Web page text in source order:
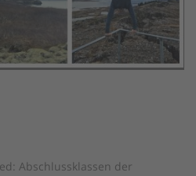
Abschlussklassen der